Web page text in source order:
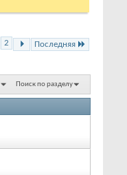
2 Последняя
Поиск по разделу